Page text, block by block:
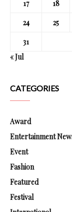
17
18
24
25
31
« Jul
CATEGORIES
Award
Entertainment
Event
Fashion
Featured
Festival